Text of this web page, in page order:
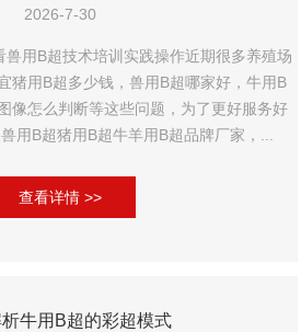
2026-7-30
用B超技术培训实践操作近期很多养殖场
猪用B超多少钱，兽用B超哪家好，牛用B
像怎么判断等这些问题，为了更好服务好
用B超猪用B超牛羊用B超品牌厂家，...
查看详情 >>
牛用B超的彩超模式